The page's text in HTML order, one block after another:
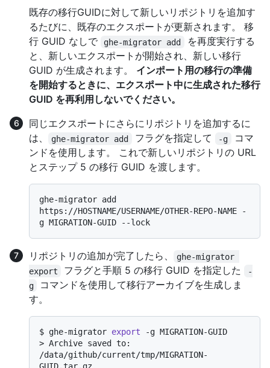
既存の移行GUIDに対して新しいリポジトリを追加す
るたびに、既存のエクスポートが更新されます。 移
行 GUID なしで
ghe-migrator add
を再度実行する
と、新しいエクスポートが開始され、新しい移行
GUID が生成されます。 インポート用の移行の準備
を開始するときに、エクスポート中に生成された移行
GUID を再利用しないでください。
同じエクスポートにさらにリポジトリを追加するに
は、
ghe-migrator add フラグを指定して -g
コマ
ンドを使用します。 これで新しいリポジトリの URL
とステップ 5 の移行 GUID を渡します。
ghe-migrator add
https://HOSTNAME/USERNAME/OTHER-REPO-NAME -
リポジトリの追加が完了したら、
ghe-migrator
export
フラグと手順 5 の移行 GUID を指定した
-
g
コマンドを使用して移行アーカイブを生成しま
す。
$ ghe-migrator export -g MIGRATION-GUID
> Archive saved to:
/data/github/current/tmp/MIGRATION-